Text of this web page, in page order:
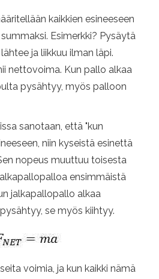
kaikkien esineeseen
Esimerkki? Pysäytä
ja liikkuu ilman läpi.
nettovoima. Kun pallo alkaa
pysähtyy, myös palloon
sanotaan, että "kun
niin kyseistä esinettä
nopeus muuttuu toisesta
ensimmäistä
jalkapallopallo alkaa
se myös kiihtyy.
voimia, ja kun kaikki nämä